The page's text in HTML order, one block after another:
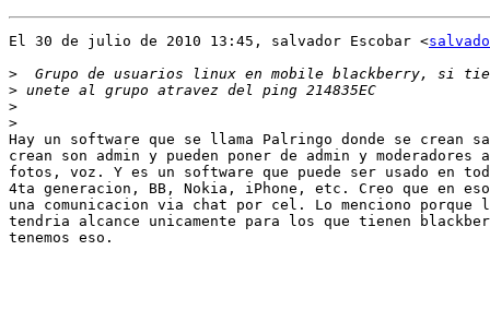
El 30 de julio de 2010 13:45, salvador Escobar <
>
>
>
>
Hay un software que se llama Palringo donde se crean
crean son admin y pueden poner de admin y
fotos, voz. Y es un software que puede ser usado en
4ta generacion, BB, Nokia, iPhone, etc. Creo que en eso
una comunicacion via chat por cel. Lo menciono porque
tendria alcance unicamente para los que tienen
tenemos eso.